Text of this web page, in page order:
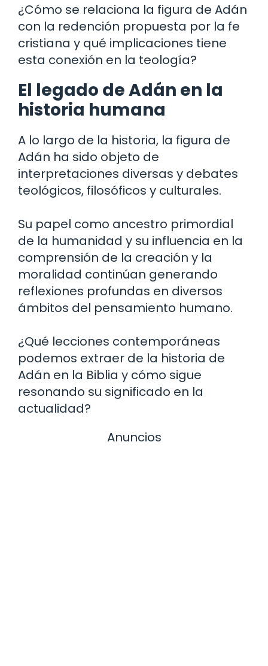
¿Cómo se relaciona la figura de Adán
con la redención propuesta por la fe
cristiana y qué implicaciones tiene
esta conexión en la teología?
El legado de Adán en la
historia humana
A lo largo de la historia, la figura de
Adán ha sido objeto de
interpretaciones diversas y debates
teológicos, filosóficos y culturales.
Su papel como ancestro primordial
de la humanidad y su influencia en la
comprensión de la creación y la
moralidad continúan generando
reflexiones profundas en diversos
ámbitos del pensamiento humano.
¿Qué lecciones contemporáneas
podemos extraer de la historia de
Adán en la Biblia y cómo sigue
resonando su significado en la
actualidad?
Anuncios